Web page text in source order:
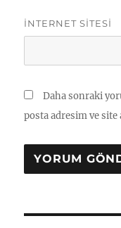
İNTERNET SITESI
Daha sonraki
posta adresim ve site